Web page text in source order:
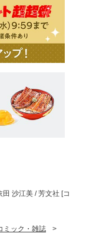
沙江美 / 芳文社 [コ
ミック・雑誌
>